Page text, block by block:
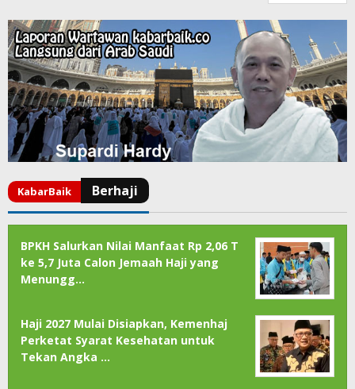
BPKH Salurkan Nilai Manfaat Rp 2,06 T
ke 5,7 Juta Calon Jemaah Haji yang
Menungg…
Haji 2027 Mulai Disiapkan, Kemenhaj
Perketat Syarat Kesehatan untuk
Tekan Angka …